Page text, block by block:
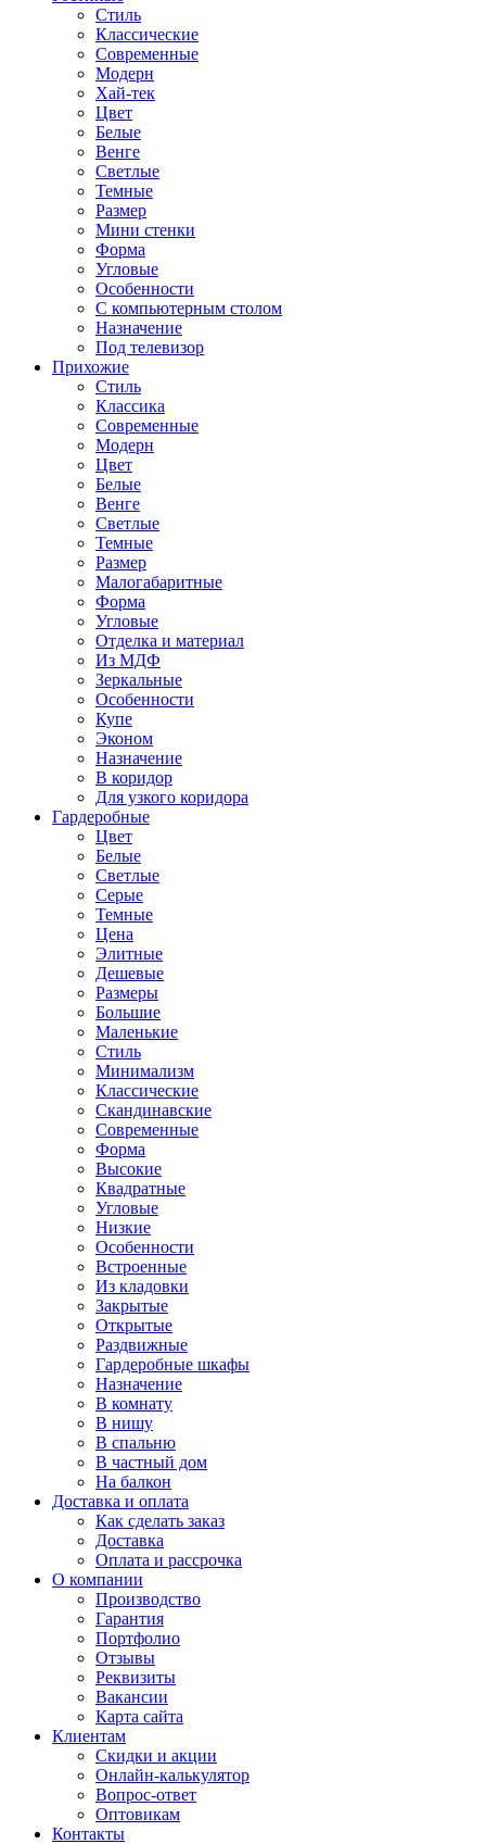
Стиль
Классические
Современные
Модерн
Хай-тек
Цвет
Белые
Венге
Светлые
Темные
Размер
Мини стенки
Форма
Угловые
Особенности
С компьютерным столом
Назначение
Под телевизор
Прихожие
Стиль
Классика
Современные
Модерн
Цвет
Белые
Венге
Светлые
Темные
Размер
Малогабаритные
Форма
Угловые
Отделка и материал
Из МДФ
Зеркальные
Особенности
Купе
Эконом
Назначение
В коридор
Для узкого коридора
Гардеробные
Цвет
Белые
Светлые
Серые
Темные
Цена
Элитные
Дешевые
Размеры
Большие
Маленькие
Стиль
Минимализм
Классические
Скандинавские
Современные
Форма
Высокие
Квадратные
Угловые
Низкие
Особенности
Встроенные
Из кладовки
Закрытые
Открытые
Раздвижные
Гардеробные шкафы
Назначение
В комнату
В нишу
В спальню
В частный дом
На балкон
Доставка и оплата
Как сделать заказ
Доставка
Оплата и рассрочка
О компании
Производство
Гарантия
Портфолио
Отзывы
Реквизиты
Вакансии
Карта сайта
Клиентам
Скидки и акции
Онлайн-калькулятор
Вопрос-ответ
Оптовикам
Контакты